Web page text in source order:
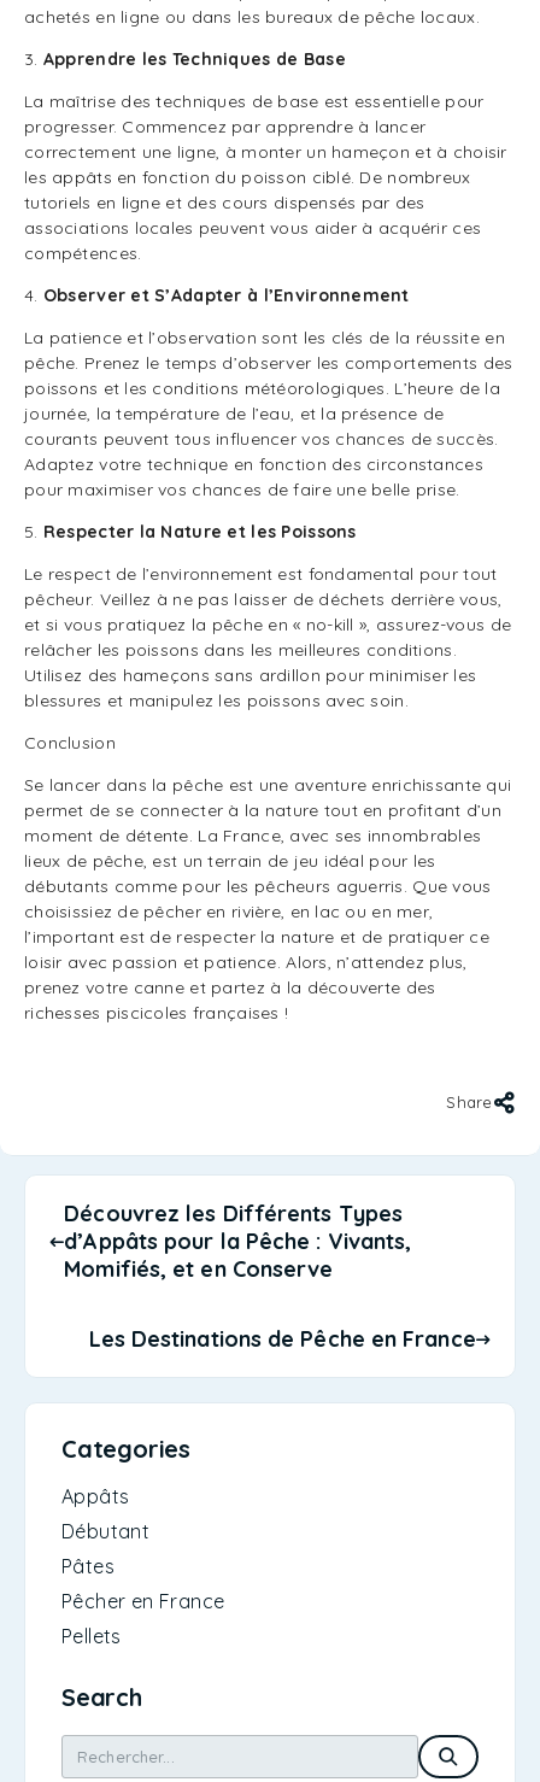
achetés en ligne ou dans les bureaux de pêche locaux.
3. Apprendre les Techniques de Base
La maîtrise des techniques de base est essentielle pour
progresser. Commencez par apprendre à lancer
correctement une ligne, à monter un hameçon et à choisir
les appâts en fonction du poisson ciblé. De nombreux
tutoriels en ligne et des cours dispensés par des
associations locales peuvent vous aider à acquérir ces
compétences.
4. Observer et S’Adapter à l’Environnement
La patience et l’observation sont les clés de la réussite en
pêche. Prenez le temps d’observer les comportements des
poissons et les conditions météorologiques. L’heure de la
journée, la température de l’eau, et la présence de
courants peuvent tous influencer vos chances de succès.
Adaptez votre technique en fonction des circonstances
pour maximiser vos chances de faire une belle prise.
5. Respecter la Nature et les Poissons
Le respect de l’environnement est fondamental pour tout
pêcheur. Veillez à ne pas laisser de déchets derrière vous,
et si vous pratiquez la pêche en « no-kill », assurez-vous de
relâcher les poissons dans les meilleures conditions.
Utilisez des hameçons sans ardillon pour minimiser les
blessures et manipulez les poissons avec soin.
Conclusion
Se lancer dans la pêche est une aventure enrichissante qui
permet de se connecter à la nature tout en profitant d’un
moment de détente. La France, avec ses innombrables
lieux de pêche, est un terrain de jeu idéal pour les
débutants comme pour les pêcheurs aguerris. Que vous
choisissiez de pêcher en rivière, en lac ou en mer,
l’important est de respecter la nature et de pratiquer ce
loisir avec passion et patience. Alors, n’attendez plus,
prenez votre canne et partez à la découverte des
richesses piscicoles françaises !
Share
Découvrez les Différents Types
d’Appâts pour la Pêche : Vivants,
Momifiés, et en Conserve
Les Destinations de Pêche en France
Categories
Appâts
Débutant
Pâtes
Pêcher en France
Pellets
Search